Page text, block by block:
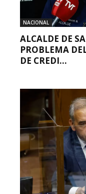
NACIONAL
ALCALDE DE
PROBLEMA
DE CREDI...